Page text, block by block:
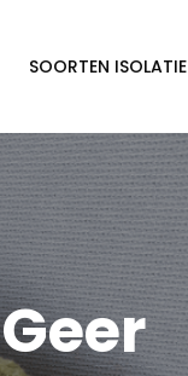
SOORTEN ISOLATIE